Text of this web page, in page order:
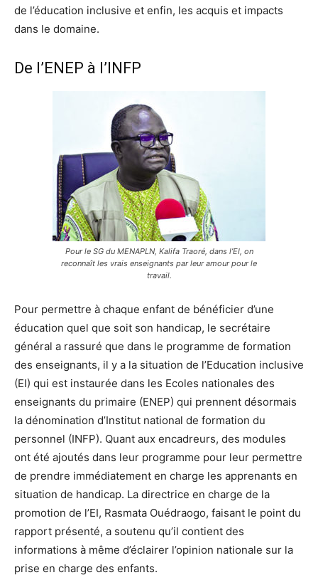
de l’éducation inclusive et enfin, les acquis et impacts
dans le domaine.
De l’ENEP à l’INFP
Pour le SG du MENAPLN, Kalifa Traoré, dans l’EI, on
reconnaît les vrais enseignants par leur amour pour le
travail.
Pour permettre à chaque enfant de bénéficier d’une
éducation quel que soit son handicap, le secrétaire
général a rassuré que dans le programme de formation
des enseignants, il y a la situation de l’Education inclusive
(EI) qui est instaurée dans les Ecoles nationales des
enseignants du primaire (ENEP) qui prennent désormais
la dénomination d’Institut national de formation du
personnel (INFP). Quant aux encadreurs, des modules
ont été ajoutés dans leur programme pour leur permettre
de prendre immédiatement en charge les apprenants en
situation de handicap. La directrice en charge de la
promotion de l’EI, Rasmata Ouédraogo, faisant le point du
rapport présenté, a soutenu qu’il contient des
informations à même d’éclairer l’opinion nationale sur la
prise en charge des enfants.